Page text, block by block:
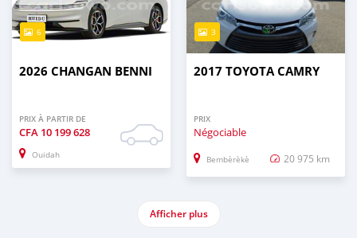
6
2026 CHANGAN BENNI
PRIX À PARTIR DE
CFA 10 199 628
Ouidah
3
2017 TOYOTA CAMRY
PRIX
Négociable
Bembèrèkè 20 975 km
Afficher plus